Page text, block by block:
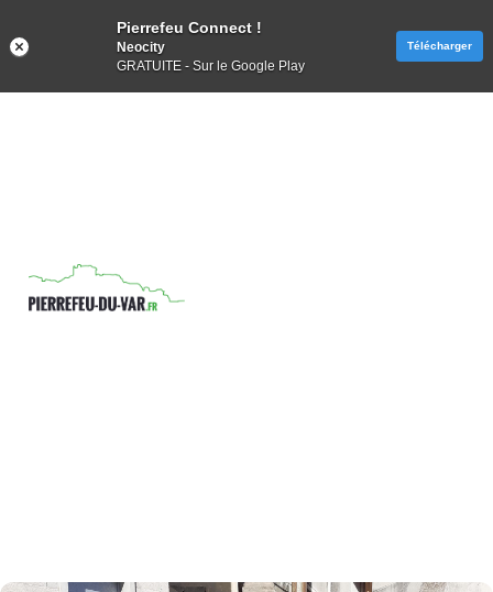
Pierrefeu Connect !
Neocity
GRATUITE - Sur le Google Play
Télécharger